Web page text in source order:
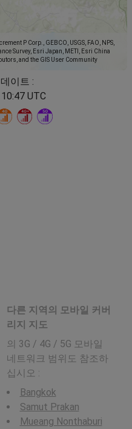
P Corp., GEBCO, USGS, FAO, NPS,
Survey, Esri Japan, METI, Esri China
and the GIS User Community
이트 :
UTC
다른 지역의 모바일 커버
리지 지도
의 3G / 4G / 5G 모바일
네트워크 범위도 참조하
십시오 :
Bangkok
Samut Prakan
Mueang Nonthaburi